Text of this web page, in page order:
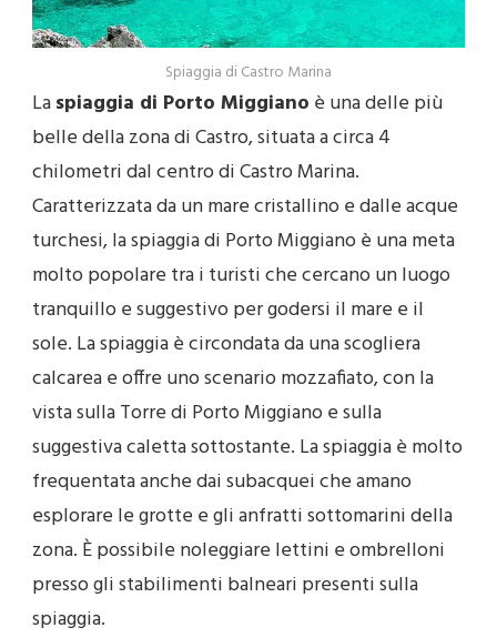
Spiaggia di Castro Marina
Laspiaggia di Porto Miggiano è una delle più
belle della zona di Castro, situata a circa 4
chilometri dal centro di Castro Marina.
Caratterizzata da un mare cristallino e dalle acque
turchesi, la spiaggia di Porto Miggiano è una meta
molto popolare tra i turisti che cercano un luogo
tranquillo e suggestivo per godersi il mare e il
sole. La spiaggia è circondata da una scogliera
calcarea e offre uno scenario mozzafiato, con la
vista sulla Torre di Porto Miggiano e sulla
suggestiva caletta sottostante. La spiaggia è molto
frequentata anche dai subacquei che amano
esplorare le grotte e gli anfratti sottomarini della
zona. È possibile noleggiare lettini e ombrelloni
presso gli stabilimenti balneari presenti sulla
spiaggia.